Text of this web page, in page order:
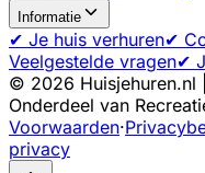
Informatie
✔ Je huis verhuren✔
Veelgestelde vragen✔
© 2026 Huisjehuren.nl
Onderdeel van
Voorwaarden·
privacy